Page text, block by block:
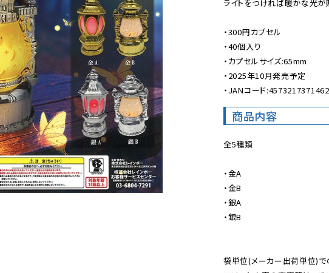
ライトをつければ暖かな光が
・300円カプセル
・40個入り
・カプセルサイズ:65mm
・2025年10月発売予定
・JANコード:4573217371462
商品内容
全5種類
・金A
・金B
・銀A
・銀B
袋単位(メーカー出荷単位)で